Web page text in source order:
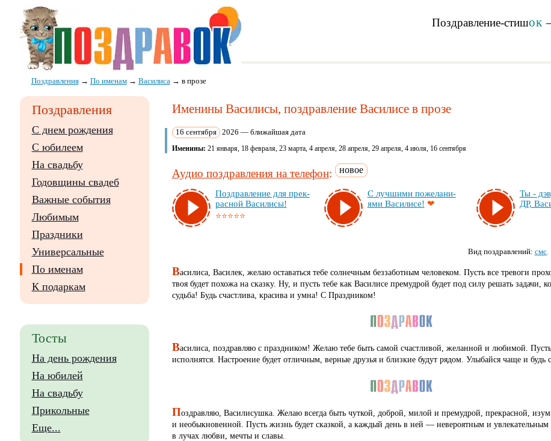
Поздравление-стишок
Поздравления→ По именам→ Василиса→ в прозе
Именины Василисы, поздравление Василисе в прозе
16 сентября 2026 — ближайшая дата
Именины: 21 января, 18 февраля, 23 марта, 4 апреля, 28 апреля, 29 апреля, 4 июля, 16 сентября
Аудио поздравления на телефон: новое
Поз­драв­ле­ние для прек­
рас­ной Ва­си­ли­сы!
⭐⭐⭐⭐⭐
С луч­ши­ми по­же­ла­ни­
ями Ва­си­ли­се! ❤
Ты -
ДР,
Вид поздравлений: смс,
Василиса, Василек, желаю оставаться тебе солнечным беззаботным человеком. Пусть все тревоги
твоя будет похожа на сказку. Ну, и пусть тебе как Василисе премудрой будет под силу решать задачи,
судьба! Будь счастлива, красива и умна! С Праздником!
Василиса, поздравляю с праздником! Желаю тебе быть самой счастливой, желанной и любимой.
исполнятся. Настроение будет отличным, верные друзья и близкие будут рядом. Улыбайся чаще и будь
Поздравляю, Василисушка. Желаю всегда быть чуткой, доброй, милой и премудрой, прекрасной,
и необыкновенной. Пусть жизнь будет сказкой, а каждый день в ней — невероятным и
в лучах любви, мечты и славы.
Поздравления
С днем рождения
С юбилеем
На свадьбу
Годовщины свадеб
Важные события
Любимым
Праздники
Универсальные
По именам
К подаркам
Тосты
На день рождения
На юбилей
На свадьбу
Прикольные
Еще...